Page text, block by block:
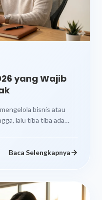
yang Wajib
bisnis atau
lalu tiba tiba ada
Baca Selengkapnya